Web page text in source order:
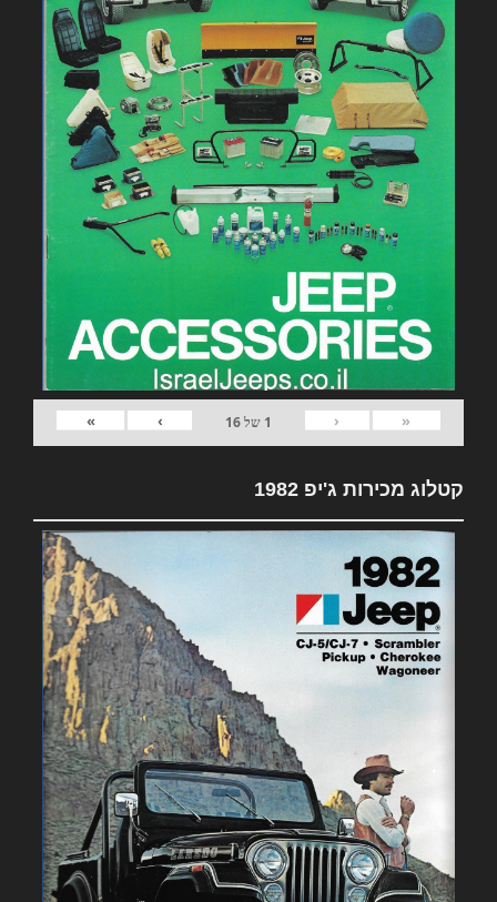
«
‹
1 של16
›
»
קטלוג מכירות ג'יפ 1982